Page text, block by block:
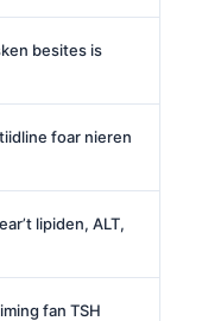
besites is
foar nieren
lipiden, ALT,
fan TSH